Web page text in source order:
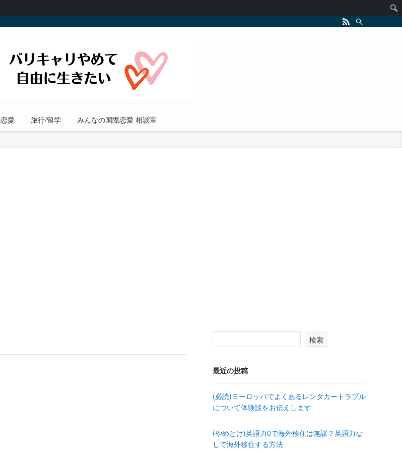
恋愛 旅行/留学 みんなの国際恋愛 相談室
検索
最近の投稿
(必読)ヨーロッパでよくあるレンタカートラブル
について体験談をお伝えします
(やめとけ)英語力0で海外移住は無謀？英語力な
しで海外移住する方法